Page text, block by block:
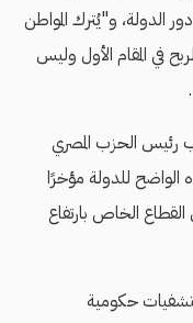
الدولة، و"يُترك المواطن
في المقام الأول وليس
.
رئيس الحزب المصري
الواضح للدولة مؤخرًا
الخاص بارتفاع
حكومية